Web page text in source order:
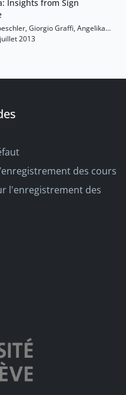
Insights from Sign
Giorgio Graffi, Angelika
Haegeman, Mark Johnson,
2013
des cours
l'enregistrement des